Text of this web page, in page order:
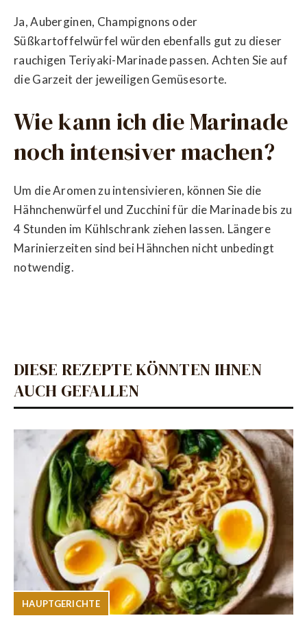
Ja, Auberginen, Champignons oder
Süßkartoffelwürfel würden ebenfalls gut zu dieser
rauchigen Teriyaki-Marinade passen. Achten Sie auf
die Garzeit der jeweiligen Gemüsesorte.
Wie kann ich die Marinade
noch intensiver machen?
Um die Aromen zu intensivieren, können Sie die
Hähnchenwürfel und Zucchini für die Marinade bis zu
4 Stunden im Kühlschrank ziehen lassen. Längere
Marinierzeiten sind bei Hähnchen nicht unbedingt
notwendig.
DIESE REZEPTE KÖNNTEN IHNEN
AUCH GEFALLEN
HAUPTGERICHTE